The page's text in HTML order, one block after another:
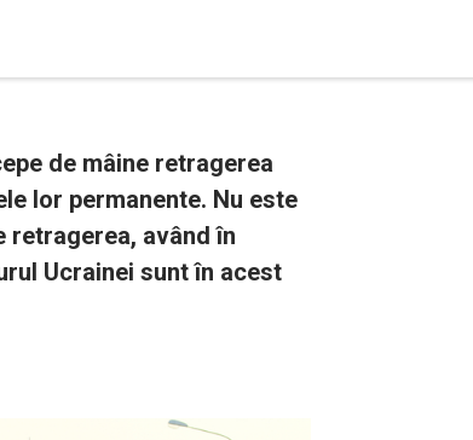
de mâine retragerea
lor permanente. Nu este
retragerea, având în
Ucrainei sunt în acest